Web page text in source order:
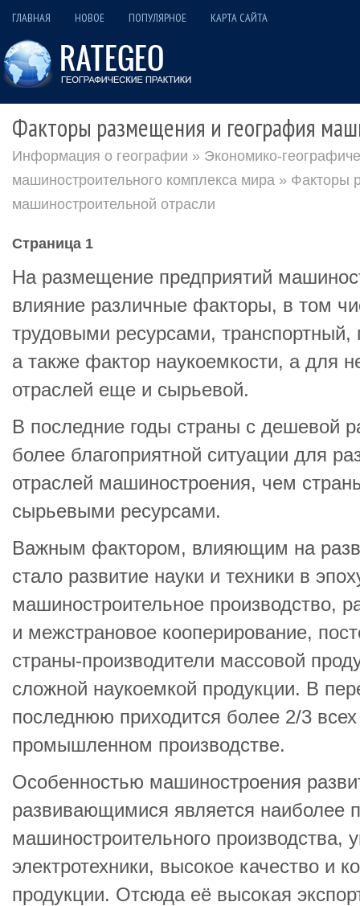
ГЛАВНАЯ НОВОЕ ПОПУЛЯРНОЕ КАРТА САЙТА
Факторы размещения и география
Информация о географии » Экономико-
машиностроительного комплекса мира » Факторы
машиностроительной отрасли
Страница 1
На размещение предприятий
влияние различные факторы, в том
трудовыми ресурсами, транспортный,
а также фактор наукоемкости, а для
отраслей еще и сырьевой.
В последние годы страны с дешевой
более благоприятной ситуации для
отраслей машиностроения, чем
сырьевыми ресурсами.
Важным фактором, влияющим на
стало развитие науки и техники в
машиностроительное производство,
и межстрановое кооперирование,
страны-производители массовой
сложной наукоемкой продукции. В
последнюю приходится более 2/3
промышленном производстве.
Особенностью машиностроения
развивающимися является наиболее
машиностроительного производства,
электротехники, высокое качество и
продукции. Отсюда её высокая